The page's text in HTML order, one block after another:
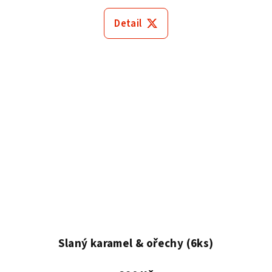
Detail
Slaný karamel & ořechy (6ks)